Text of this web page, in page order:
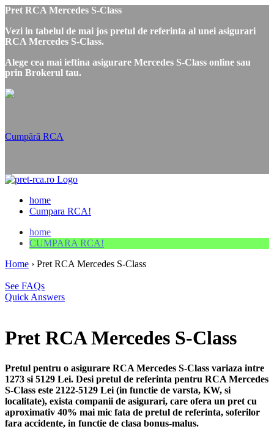
Pret RCA Mercedes S-Class
Vezi in tabelul de mai jos pretul de referinta al unei asigurari
RCA Mercedes S-Class.
Alege cea mai ieftina asigurare Mercedes S-Class online sau
prin Brokerul tau.
Cumpără RCA
home
Cumpara RCA!
home
CUMPARA RCA!
Home › Pret RCA Mercedes S-Class
See FAQs
Quick Answers
Pret RCA Mercedes S-Class
Pretul pentru o asigurare RCA Mercedes S-Class variaza intre
1273 si 5129 Lei. Desi pretul de referinta pentru RCA Mercedes
S-Class este 2122-5129 Lei (in functie de varsta, KW, si
localitate), exista companii de asigurari, care ofera un pret cu
aproximativ 40% mai mic fata de pretul de referinta, soferilor
fara accidente, in functie de clasa bonus-malus.